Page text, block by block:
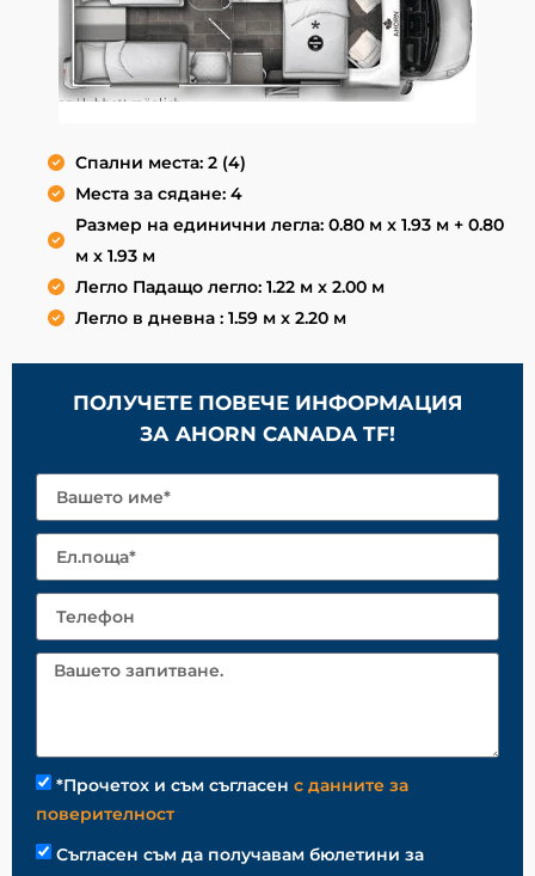
Спални места: 2 (4)
Места за сядане: 4
Размер на единични легла: 0.80 м x 1.93 м + 0.80
м x 1.93 м
Легло Падащо легло: 1.22 м x 2.00 м
Легло в дневна : 1.59 м x 2.20 м
ПОЛУЧЕТЕ ПОВЕЧЕ ИНФОРМАЦИЯ
ЗА AHORN CANADA TF!
*Прочетох и съм съгласен с данните за
поверителност
Съгласен съм да получавам бюлетини за